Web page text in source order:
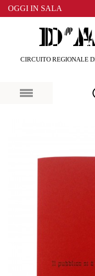
CIRCUITO REGIONALE
OGGI IN SALA